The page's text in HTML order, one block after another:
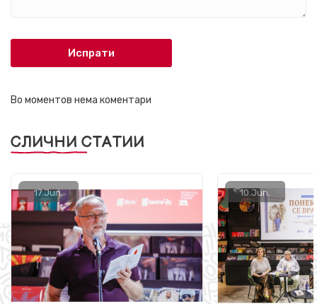
Испрати
Во моментов нема коментари
СЛИЧНИ СТАТИИ
17.Jun. 10.Jun.